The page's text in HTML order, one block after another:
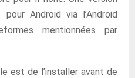
Android via l’Android
mentionnées par
est de l’installer avant de